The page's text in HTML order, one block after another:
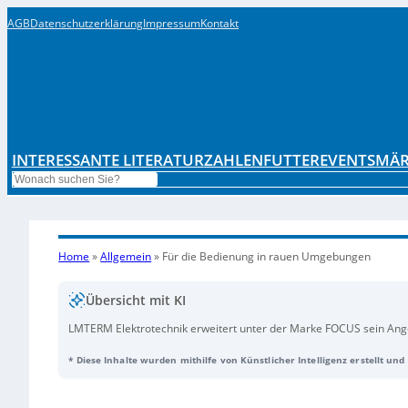
AGBDatenschutzerklärungImpressumKontakt
INTERESSANTE LITERATURZAHLENFUTTEREVENTS
Search
Home »Allgemein» Für die Bedienung in rauen Umgebungen
Übersicht mit KI
LMTERM Elektrotechnik erweitert unter der Marke FOCUS sein
mit Touchpad oder Trackball und kundenspezifisch belegbaren
* Diese Inhalte wurden mithilfe von Künstlicher Intelligenz erstellt und